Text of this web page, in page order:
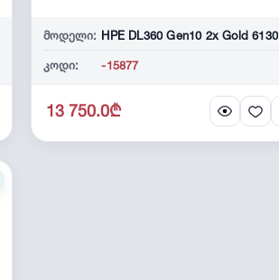
მოდელი: HPE DL360 Gen10 2x Gold 6130
კოდი: -15877
13 750.0₾